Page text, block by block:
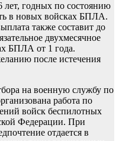
годных по состоянию
в новых войсках БПЛА.
также составит до
двухмесячное
БПЛА от 1 года.
после истечения
на военную службу по
работа по
войск беспилотных
Федерации. При
отдается в